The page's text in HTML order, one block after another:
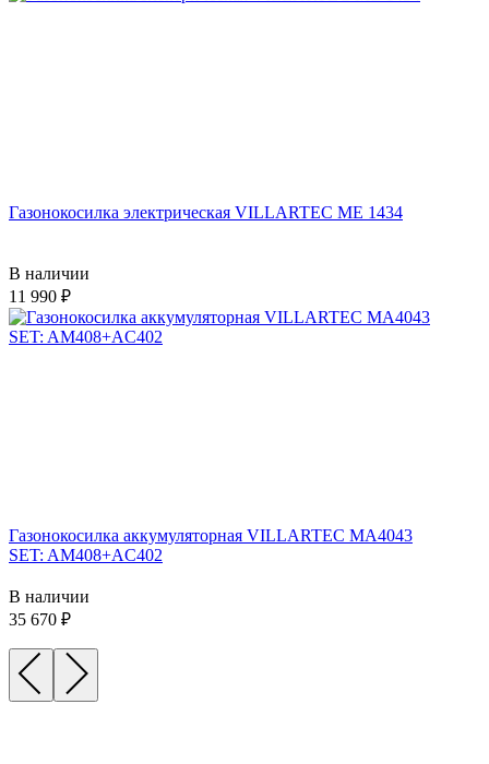
Газонокосилка электрическая VILLARTEC ME 1434
В наличии
11 990
Газонокосилка аккумуляторная VILLARTEC MA4043
SET: AM408+AC402
В наличии
35 670